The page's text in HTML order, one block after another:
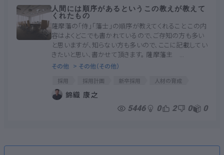
人間には順序があるというこの教えが教えて
くれたもの
薩摩藩の「侍」「藩士」の順序が教えてくれること この内
容はよくどこでも書かれているので、ご存知の方も多い
と思いますが、知らない方も多いので、ここに記載してい
きたいと思い、書かせて頂きます。 薩摩藩主 ...
その他 > その他（その他）
採用 採用計画 新卒採用
人材の育成
役員会
育成
錦織 康之
5446 0 2 0 0